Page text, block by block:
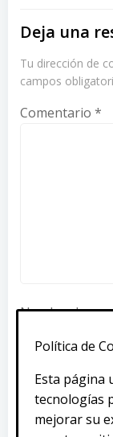
Deja una
Tu dirección de
campos
Comentario *
Nombre*
Correo
Política de
Esta página
tecnologías
mejorar su